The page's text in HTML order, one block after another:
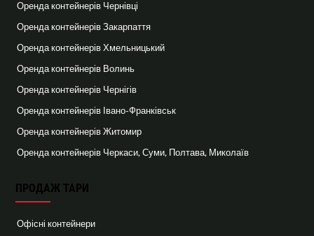
Оренда контейнерів Чернівці
Оренда контейнерів Закарпаття
Оренда контейнерів Хмельницький
Оренда контейнерів Волинь
Оренда контейнерів Чернігів
Оренда контейнерів Івано-Франківськ
Оренда контейнерів Житомир
Оренда контейнерів Черкаси, Суми, Полтава, Миколаїв
ПРОДАЖ ТАРИ
Офісні контейнери